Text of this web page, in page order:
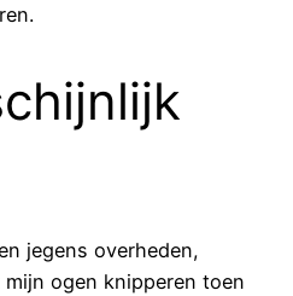
jegens overheden,
ogen knipperen toen